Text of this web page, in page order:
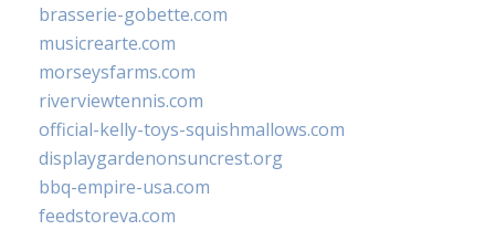
brasserie-gobette.com
musicrearte.com
morseysfarms.com
riverviewtennis.com
official-kelly-toys-squishmallows.com
displaygardenonsuncrest.org
bbq-empire-usa.com
feedstoreva.com